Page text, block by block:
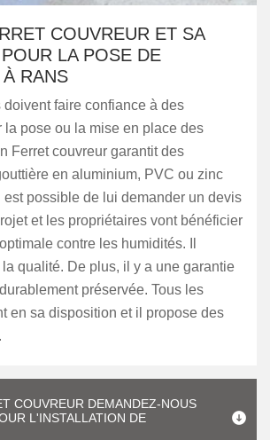
COUVREUR ET SA
LA POSE DE
RANS
doivent faire confiance à des
la pose ou la mise en place des
Ferret couvreur garantit des
en aluminium, PVC ou zinc
est possible de lui demander un devis
et les propriétaires vont bénéficier
contre les humidités. Il
qualité. De plus, il y a une garantie
préservée. Tous les
en sa disposition et il propose des
COUVREUR DEMANDEZ-NOUS
L'INSTALLATION DE